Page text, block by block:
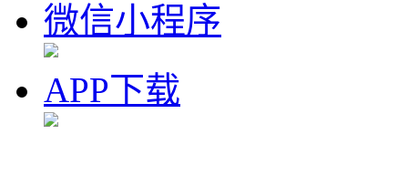
微信小程序
APP下载